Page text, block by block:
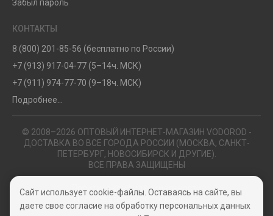
Забыл пароль
КОНТАКТЫ
8 (800) 201-85-56 (бесплатно по России)
+7 (913) 917-04-77 (5–14ч. МСК)
+7 (911) 974-77-70 (9–18ч. МСК)
Подробнее...
© 2008–2026 ОПТОВЫЙ ИНТЕРНЕТ-МАГАЗИН VODOROD -
ДОСТАВКА ВО ВСЕ ГОРОДА РОССИИ (МОСКВА, САНКТ-
ПЕТЕРБУРГ, НОВОСИБИРСК И ДРУГИЕ).
ВСЕ ПРАВА ЗАЩИЩЕНЫ
Политика конфиденциальности
Пользовательское соглашение
Сайт использует cookie-файлы. Оставаясь на сайте, вы
даете свое согласие на обработку персональных данных